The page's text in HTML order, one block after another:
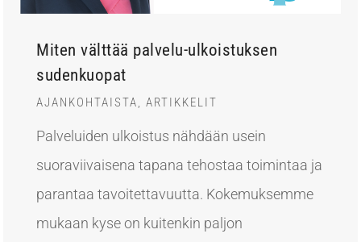
Miten välttää palvelu-ulkoistuksen
sudenkuopat
AJANKOHTAISTA,ARTIKKELIT
Palveluiden ulkoistus nähdään usein
suoraviivaisena tapana tehostaa toimintaa ja
parantaa tavoitettavuutta. Kokemuksemme
mukaan kyse on kuitenkin paljon